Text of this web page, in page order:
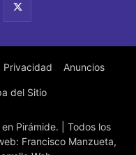
Privacidad Anuncios
del Sitio
Pirámide. | Todos los
Francisco Manzueta,